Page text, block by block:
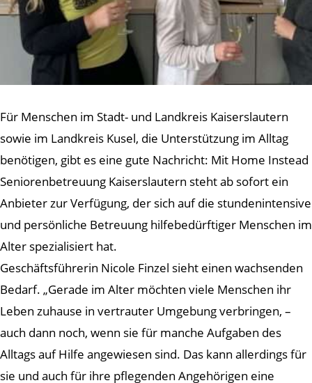
Für Menschen im Stadt- und Landkreis Kaiserslautern
sowie im Landkreis Kusel, die Unterstützung im Alltag
benötigen, gibt es eine gute Nachricht: Mit Home Instead
Seniorenbetreuung Kaiserslautern steht ab sofort ein
Anbieter zur Verfügung, der sich auf die stundenintensive
und persönliche Betreuung hilfebedürftiger Menschen im
Alter spezialisiert hat.
Geschäftsführerin Nicole Finzel sieht einen wachsenden
Bedarf. „Gerade im Alter möchten viele Menschen ihr
Leben zuhause in vertrauter Umgebung verbringen, –
auch dann noch, wenn sie für manche Aufgaben des
Alltags auf Hilfe angewiesen sind. Das kann allerdings für
sie und auch für ihre pflegenden Angehörigen eine